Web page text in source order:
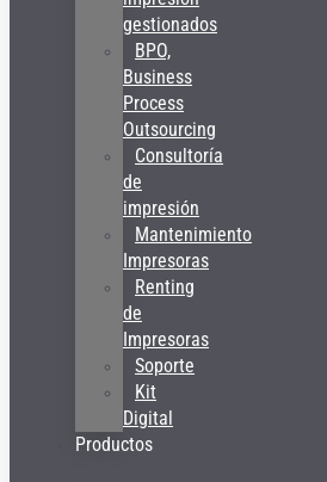
gestionados
BPO,
Business
Process
Outsourcing
Consultoría
de
impresión
Mantenimiento
Impresoras
Renting
de
Impresoras
Soporte
Kit
Digital
Productos